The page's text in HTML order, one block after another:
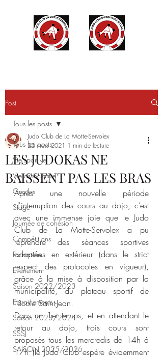
Post
Tous les posts
Vie sportive
Vie associative
Grades
Stage
Journée de cohésion
Compétitions
Formation
Evènement
Saison 2022/2023
Entrainements
Saison 2023/2024
SSSJ
SAISON 2025/2026
Tous les posts
LES JUDOKAS NE
BAISSENT PAS LES BRAS
Judo Club de La Motte-Servolex
22 mars 2021 1 min de lecture
Après une nouvelle période
d'interruption des cours au dojo, c’est
avec une immense joie que le Judo
Club de La Motte-Servolex a pu
reprendre des séances sportives
adaptées en extérieur (dans le strict
respect des protocoles en vigueur),
grâce à la mise à disposition par la
municipalité, du plateau sportif de
l’école Saint-Jean.
Dans un 1er temps, et en attendant le
retour au dojo, trois cours sont
proposés tous les mercredis de 14h à
17h (le Judo Club espère évidemment